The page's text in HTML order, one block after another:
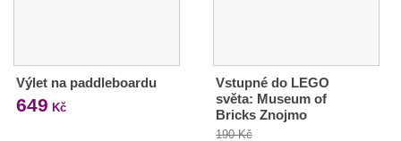
Výlet na paddleboardu
649 Kč
Vstupné do LEGO
světa: Museum of
Bricks Znojmo
190 Kč